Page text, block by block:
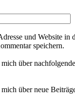
und Website in
speichern.
über
über neue